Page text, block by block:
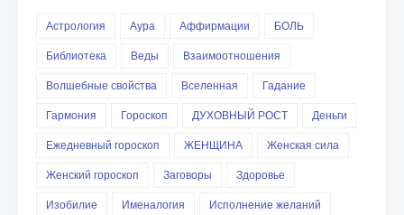
Астрология Аура Аффирмации
БОЛЬ
Библиотека
Веды
Взаимоотношения
Волшебные свойства
Вселенная
Гадание
Гармония
Гороскоп ДУХОВНЫЙ РОСТ
Деньги
Ежедневный гороскоп
ЖЕНЩИНА
Женская сила
Женский гороскоп
Заговоры
Здоровье
Изобилие
Именалогия
Исполнение желаний